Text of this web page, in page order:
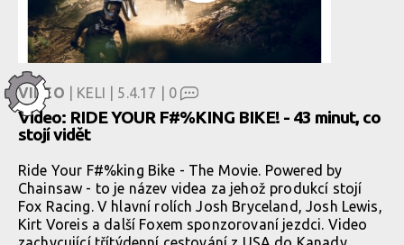
VIDEO | KELI | 5.4.17 | 0
Video: RIDE YOUR F#%KING BIKE! - 43 minut, co
stojí vidět
Ride Your F#%king Bike - The Movie. Powered by
Chainsaw - to je název videa za jehož produkcí stojí
Fox Racing. V hlavní rolích Josh Bryceland, Josh Lewis,
Kirt Voreis a další Foxem sponzorovaní jezdci. Video